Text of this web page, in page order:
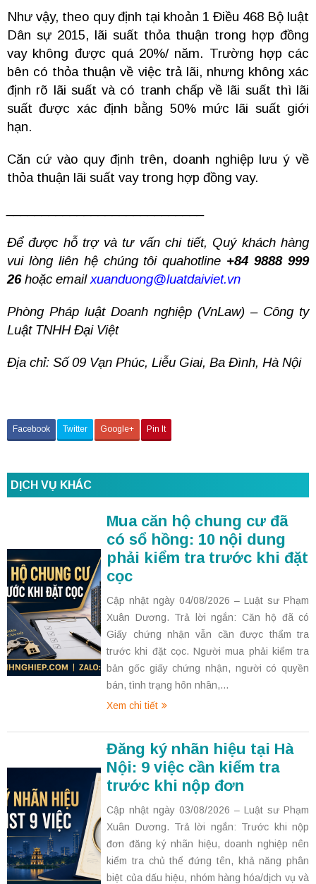
Như vậy, theo quy định tại khoản 1 Điều 468 Bộ luật
Dân sự 2015, lãi suất thỏa thuận trong hợp đồng
vay không được quá 20%/ năm. Trường hợp các
bên có thỏa thuận về việc trả lãi, nhưng không xác
định rõ lãi suất và có tranh chấp về lãi suất thì lãi
suất được xác định bằng 50% mức lãi suất giới
hạn.
Căn cứ vào quy định trên, doanh nghiệp lưu ý về
thỏa thuận lãi suất vay trong hợp đồng vay.
Để được hỗ trợ và tư vấn chi tiết, Quý khách hàng
vui lòng liên hệ chúng tôi quahotline +84 9888 999
26hoặc email xuanduong@luatdaiviet.vn
Phòng Pháp luật Doanh nghiệp (VnLaw) – Công ty
Luật TNHH Đại Việt
Địa chỉ: Số 09 Vạn Phúc, Liễu Giai, Ba Đình, Hà Nội
Facebook Twitter Google+ Pin It
DỊCH VỤ KHÁC
Mua căn hộ chung cư đã
có sổ hồng: 10 nội dung
phải kiểm tra trước khi đặt
cọc
Cập nhật ngày 04/08/2026 – Luật sư Phạm
Xuân Dương. Trả lời ngắn: Căn hộ đã có
Giấy chứng nhận vẫn cần được thẩm tra
trước khi đặt cọc. Người mua phải kiểm tra
bản gốc giấy chứng nhận, người có quyền
bán, tình trạng hôn nhân,...
Xem chi tiết
Đăng ký nhãn hiệu tại Hà
Nội: 9 việc cần kiểm tra
trước khi nộp đơn
Cập nhật ngày 03/08/2026 – Luật sư Phạm
Xuân Dương. Trả lời ngắn: Trước khi nộp
đơn đăng ký nhãn hiệu, doanh nghiệp nên
kiểm tra chủ thể đứng tên, khả năng phân
biệt của dấu hiệu, nhóm hàng hóa/dịch vụ và